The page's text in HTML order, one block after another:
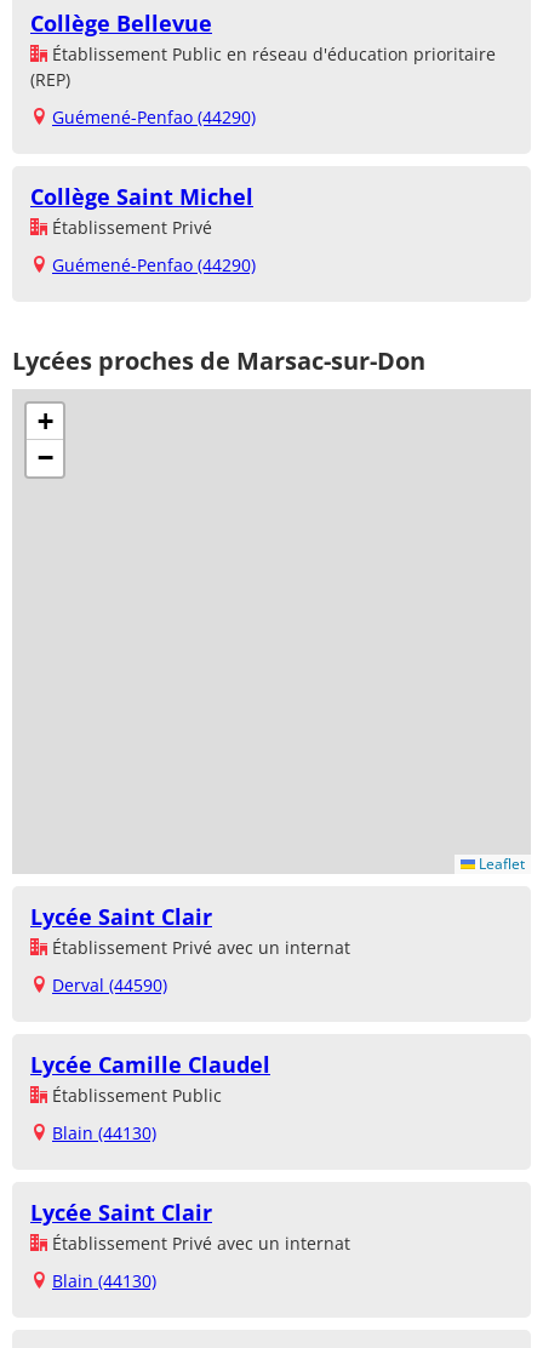
Collège Bellevue
Établissement Public en réseau d'éducation prioritaire
(REP)
Guémené-Penfao (44290)
Collège Saint Michel
Établissement Privé
Guémené-Penfao (44290)
Lycées proches de Marsac-sur-Don
+
−
Leaflet
Lycée Saint Clair
Établissement Privé avec un internat
Derval (44590)
Lycée Camille Claudel
Établissement Public
Blain (44130)
Lycée Saint Clair
Établissement Privé avec un internat
Blain (44130)